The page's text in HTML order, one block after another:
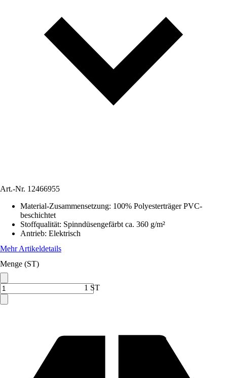
Art.-Nr. 12466955
Material-Zusammensetzung: 100% Polyesterträger PVC-
beschichtet
Stoffqualität: Spinndüsengefärbt ca. 360 g/m²
Antrieb: Elektrisch
Mehr Artikeldetails
Menge (ST)
1 ST